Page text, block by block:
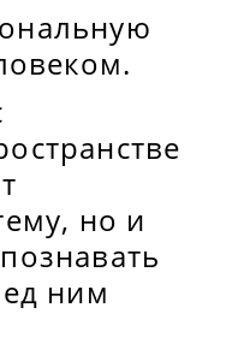
но и
ним